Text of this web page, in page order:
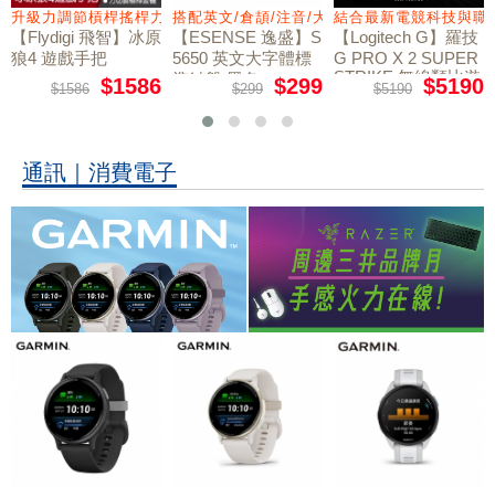
墊
升級力調節槓桿搖桿力切換扳機
【Flydigi 飛智】冰原
狼4 遊戲手把
$1586 $1586
搭配英文/倉頡/注音/大易
【ESENSE 逸盛】S
5650 英文大字體標
準鍵盤 黑色
$299 $299
結合最新電競科技與
【Logitech G】羅技
G PRO X 2 SUPER
STRIKE 無線類比遊
戲滑鼠$5190 $5190
通訊｜消費電子